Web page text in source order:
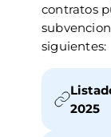
contratos
siguientes:
2025